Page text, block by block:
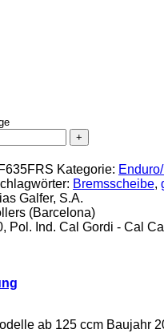
Kategorie:
Bremsscheibe,
Galfer, S.A.
(Barcelona)
Pol. Ind. Cal Gordi - Cal
ab 125 ccm Baujahr